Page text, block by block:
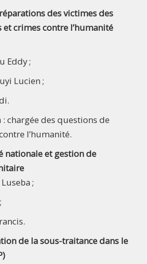
des victimes des
et crimes contre l’humanité
Eddy ;
Lucien ;
chargée des questions de
l’humanité.
nationale et gestion de
;
de la sous-traitance dans le